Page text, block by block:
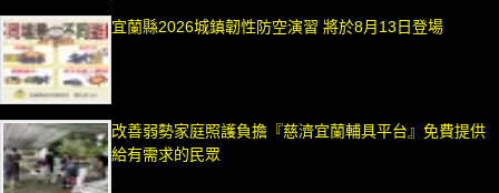
宜蘭縣2026城鎮韌性防空演習 將於8月13日登場
改善弱勢家庭照護負擔『慈濟宜蘭輔具平台』免費提供
給有需求的民眾